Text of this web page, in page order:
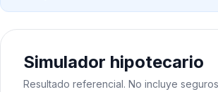
Simulador hipotecario
Resultado referencial. No incluye